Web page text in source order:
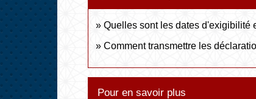
Quelles sont les dates d'exigibilité
Comment transmettre les
Pour en savoir plus